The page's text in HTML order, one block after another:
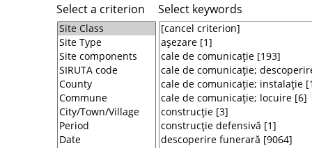
Select a criterion Select keywords